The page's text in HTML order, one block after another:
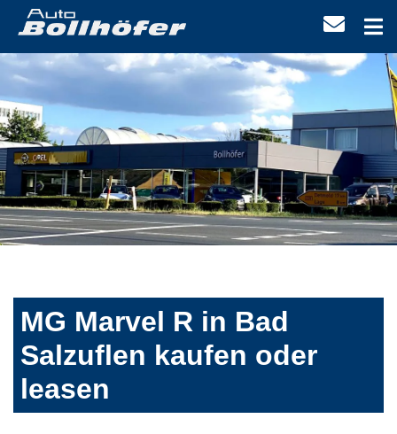
MG Marvel R in Bad
Salzuflen kaufen oder
leasen